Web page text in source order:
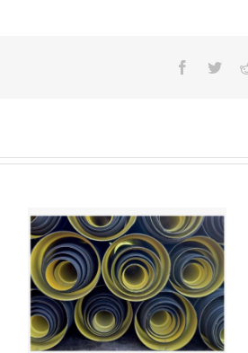
TUBO PE CORRUGATO DOPPIA
PARETE (VERDE) – DRENAGGIO